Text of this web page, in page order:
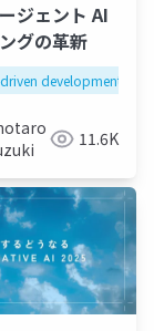
azure ai
ジェント AI
グの革新
development
11.6K